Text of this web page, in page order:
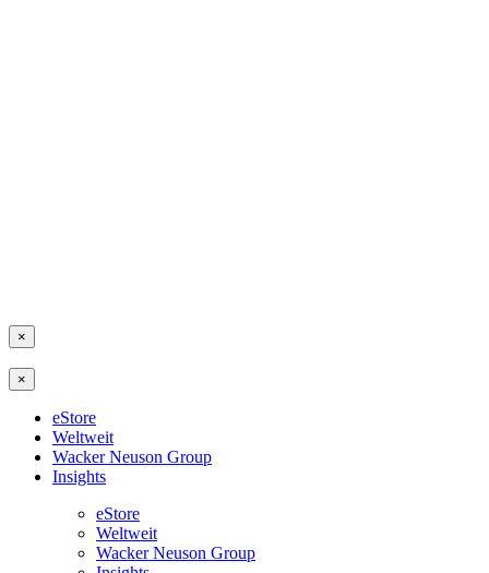
×
×
eStore
Weltweit
Wacker Neuson Group
Insights
eStore
Weltweit
Wacker Neuson Group